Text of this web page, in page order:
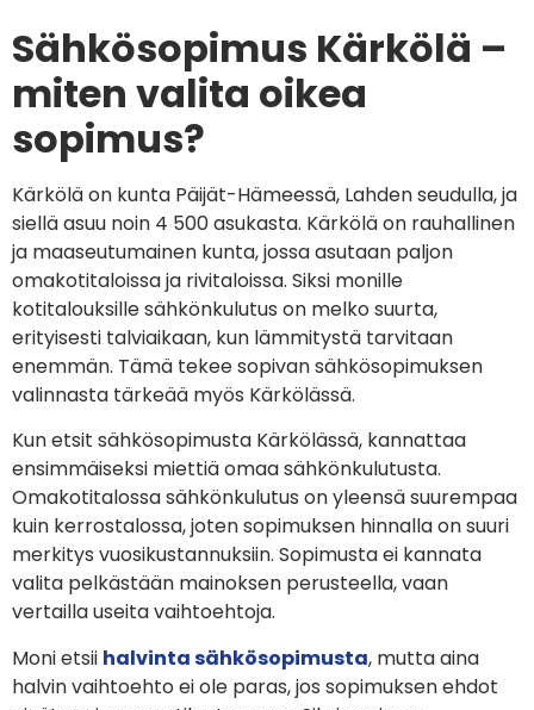
Sähkösopimus Kärkölä –
miten valita oikea
sopimus?
Kärkölä on kunta Päijät-Hämeessä, Lahden seudulla, ja
siellä asuu noin 4 500 asukasta. Kärkölä on rauhallinen
ja maaseutumainen kunta, jossa asutaan paljon
omakotitaloissa ja rivitaloissa. Siksi monille
kotitalouksille sähkönkulutus on melko suurta,
erityisesti talviaikaan, kun lämmitystä tarvitaan
enemmän. Tämä tekee sopivan sähkösopimuksen
valinnasta tärkeää myös Kärkölässä.
Kun etsit sähkösopimusta Kärkölässä, kannattaa
ensimmäiseksi miettiä omaa sähkönkulutusta.
Omakotitalossa sähkönkulutus on yleensä suurempaa
kuin kerrostalossa, joten sopimuksen hinnalla on suuri
merkitys vuosikustannuksiin. Sopimusta ei kannata
valita pelkästään mainoksen perusteella, vaan
vertailla useita vaihtoehtoja.
Moni etsii halvinta sähkösopimusta, mutta aina
halvin vaihtoehto ei ole paras, jos sopimuksen ehdot